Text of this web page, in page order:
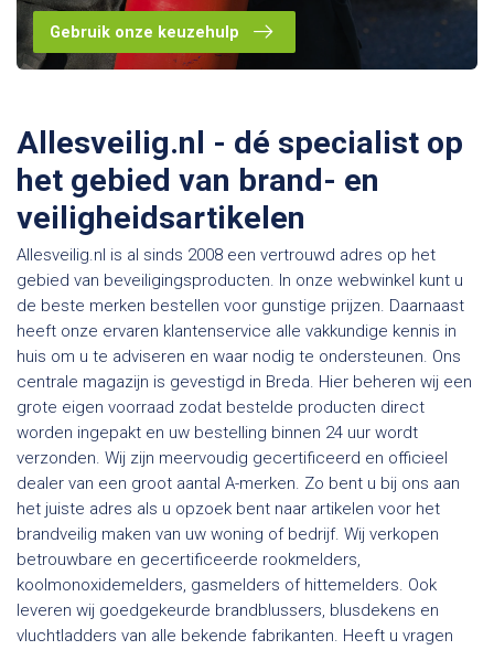
Gebruik onze keuzehulp
Allesveilig.nl - dé specialist op
het gebied van brand- en
veiligheidsartikelen
Allesveilig.nl is al sinds 2008 een vertrouwd adres op het
gebied van beveiligingsproducten. In onze webwinkel kunt u
de beste merken bestellen voor gunstige prijzen. Daarnaast
heeft onze ervaren klantenservice alle vakkundige kennis in
huis om u te adviseren en waar nodig te ondersteunen. Ons
centrale magazijn is gevestigd in Breda. Hier beheren wij een
grote eigen voorraad zodat bestelde producten direct
worden ingepakt en uw bestelling binnen 24 uur wordt
verzonden. Wij zijn meervoudig gecertificeerd en officieel
dealer van een groot aantal A-merken. Zo bent u bij ons aan
het juiste adres als u opzoek bent naar artikelen voor het
brandveilig maken van uw woning of bedrijf. Wij verkopen
betrouwbare en gecertificeerde rookmelders,
koolmonoxidemelders, gasmelders of hittemelders. Ook
leveren wij goedgekeurde brandblussers, blusdekens en
vluchtladders van alle bekende fabrikanten. Heeft u vragen